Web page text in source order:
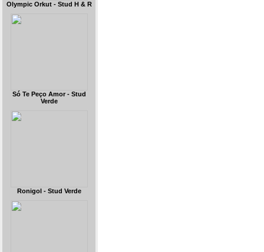
Olympic Orkut - Stud H & R
Só Te Peço Amor - Stud
Verde
Ronigol - Stud Verde